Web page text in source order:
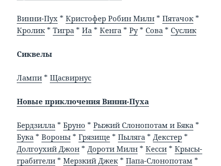
Винни-Пух *Кристофер Робин Милн *Пятачок *
Кролик *Тигра *Иа *Кенга *Ру*Сова *Суслик
Сиквелы
Лампи *Щасвирнус
Новые приключения Винни-Пуха
Бердзилла *Бруно *Рыжий Слонопотам и Бяка *
Бука *Вороны *Грязище *Пыляга * Декстер *
Долгоухий Джон * Дороти Милн *Кесси *Крысы-
грабители *Мерзкий Джек *Папа-Слонопотам *